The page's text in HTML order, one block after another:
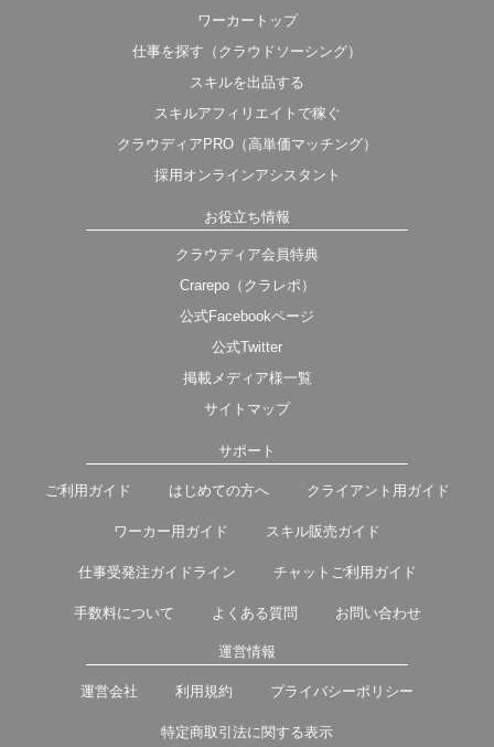
ワーカートップ
仕事を探す（クラウドソーシング）
スキルを出品する
スキルアフィリエイトで稼ぐ
クラウディアPRO（高単価マッチング）
採用オンラインアシスタント
お役立ち情報
クラウディア会員特典
Crarepo（クラレポ）
公式Facebookページ
公式Twitter
掲載メディア様一覧
サイトマップ
サポート
ご利用ガイド はじめての方へ クライアント用ガイド
ワーカー用ガイド スキル販売ガイド
仕事受発注ガイドライン チャットご利用ガイド
手数料について よくある質問 お問い合わせ
運営情報
運営会社 利用規約 プライバシーポリシー
特定商取引法に関する表示